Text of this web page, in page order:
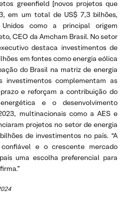
greenfield [novos projetos que
em um total de US$ 7,3 bilhões,
como a principal origem
CEO da Amcham Brasil. No setor
destaca investimentos de
em fontes como energia eólica
do Brasil na matriz de energia
investimentos complementam as
e reforçam a contribuição do
e o desenvolvimento
multinacionais como a AES e
projetos no setor de energia
de investimentos no país. “A
e o crescente mercado
uma escolha preferencial para